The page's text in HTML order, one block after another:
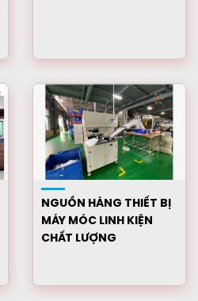
NGUỒN HÀNG THIẾT BỊ
MÁY MÓC LINH KIỆN
CHẤT LƯỢNG